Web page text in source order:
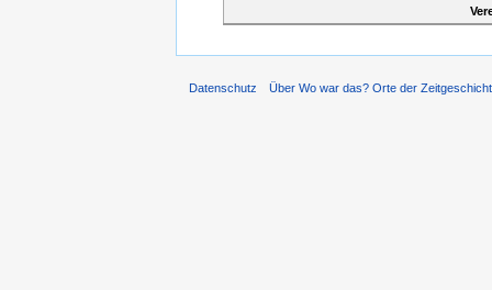
Datenschutz Über Wo war das? Orte der